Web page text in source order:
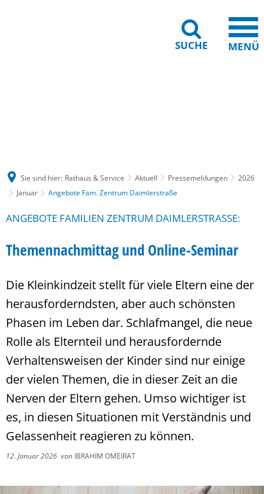
SUCHE MENÜ
Sie sind hier: Rathaus & Service Aktuell Pressemeldungen
2026
Januar
Angebote Fam. Zentrum Daimlerstraße
ANGEBOTE FAMILIEN ZENTRUM DAIMLERSTRASSE:
Themennachmittag und Online-Seminar
Die Kleinkindzeit stellt für viele Eltern eine der
herausforderndsten, aber auch schönsten
Phasen im Leben dar. Schlafmangel, die neue
Rolle als Elternteil und herausfordernde
Verhaltensweisen der Kinder sind nur einige
der vielen Themen, die in dieser Zeit an die
Nerven der Eltern gehen. Umso wichtiger ist
es, in diesen Situationen mit Verständnis und
Gelassenheit reagieren zu können.
12. Januar 2026 von IBRAHIM OMEIRAT